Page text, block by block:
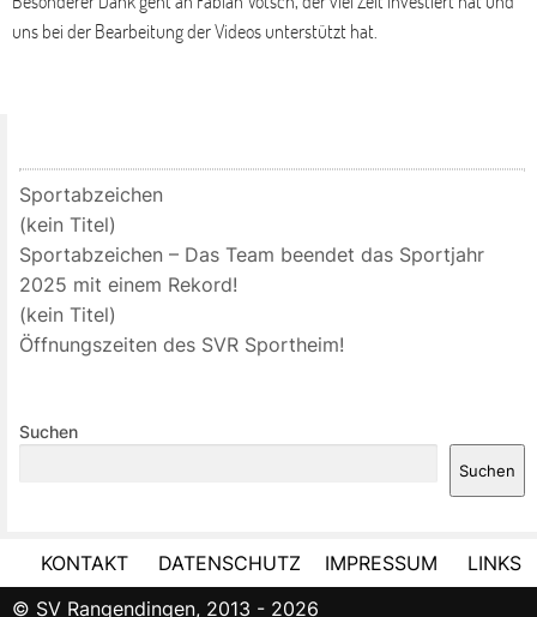
uns bei der Bearbeitung der Videos unterstützt hat.
Sportabzeichen
(kein Titel)
Sportabzeichen – Das Team beendet das Sportjahr
2025 mit einem Rekord!
(kein Titel)
Öffnungszeiten des SVR Sportheim!
Suchen
Suchen
© SV Rangendingen, 2013 - 2026
KONTAKT DATENSCHUTZ IMPRESSUM LINKS